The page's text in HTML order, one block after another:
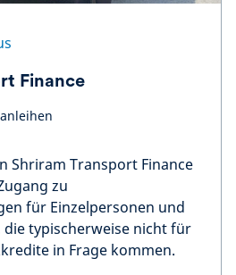
Finance
Shriram Transport Finance
zu
für Einzelpersonen und
die typischerweise nicht für
in Frage kommen.